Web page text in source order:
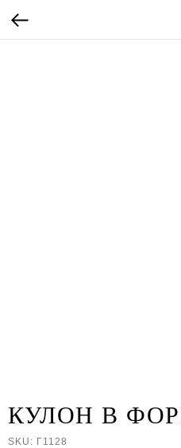
КУЛОН В
SKU: Г1128